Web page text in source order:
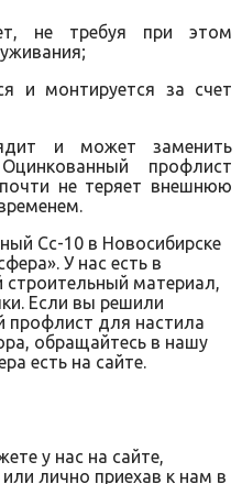
не требуя при этом
и монтируется за счет
и может заменить
профлист
не теряет внешнюю
Сс-10 в Новосибирске
У нас есть в
строительный материал,
Если вы решили
профлист для настила
обращайтесь в нашу
есть на сайте.
у нас на сайте,
лично приехав к нам в